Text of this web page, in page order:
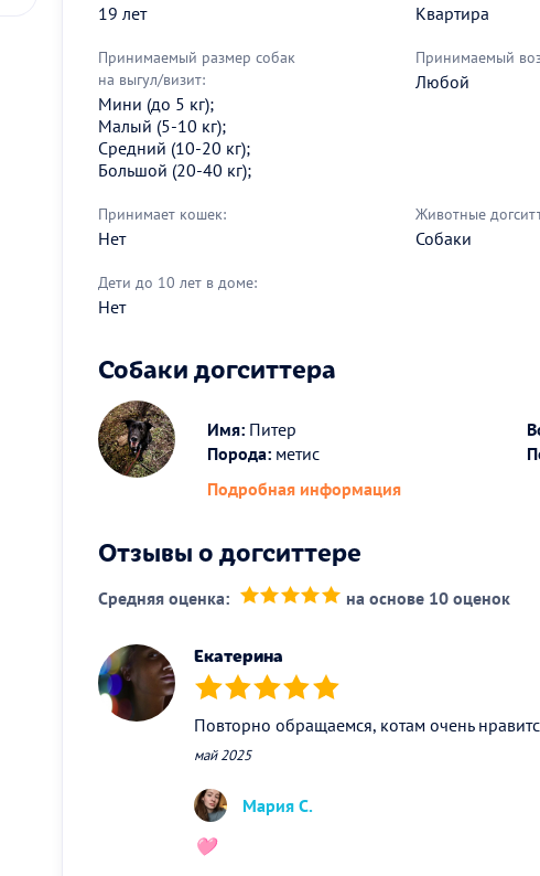
19 лет Квартира
Принимаемый размер собак
на выгул/визит:
Мини (до 5 кг);
Малый (5-10 кг);
Средний (10-20 кг);
Большой (20-40 кг);
Принимаемый
Любой
Принимает кошек:
Нет
Животные
Собаки
Дети до 10 лет в доме:
Нет
Собаки догситтера
Имя: Питер
Порода: метис
Подробная информация
Отзывы о догситтере
Средняя оценка: на основе 10 оценок
Екатерина
(*) (*) (*) (*) (*)
Повторно обращаемся, котам очень
май 2025
Мария С.
🩷